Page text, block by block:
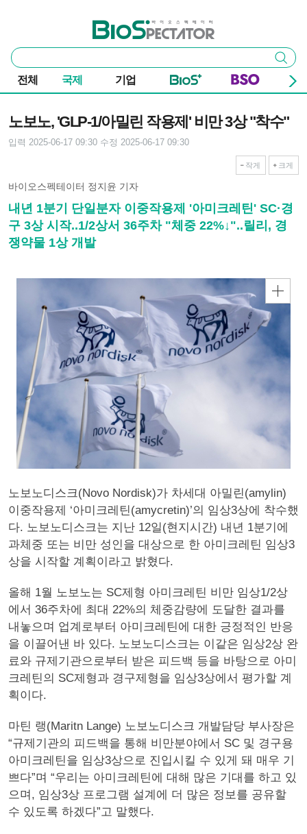
바이오스펙테이터
통
합
검
색
검색
전체 국제 기업
노보노, 'GLP-1/아밀린 작용제' 비만 3상 "착수"
입력 2025-06-17 09:30 수정 2025-06-17 09:30
작게 크게
바이오스펙테이터 정지윤 기자
내년 1분기 단일분자 이중작용제 '아미크레틴' SC·경
구 3상 시작..1/2상서 36주차 "체중 22%↓"..릴리, 경
쟁약물 1상 개발
노보노디스크(Novo Nordisk)가 차세대 아밀린(amylin)
이중작용제 ‘아미크레틴(amycretin)’의 임상3상에 착수했
다. 노보노디스크는 지난 12일(현지시간) 내년 1분기에
과체중 또는 비만 성인을 대상으로 한 아미크레틴 임상3
상을 시작할 계획이라고 밝혔다.
올해 1월 노보노는 SC제형 아미크레틴 비만 임상1/2상
에서 36주차에 최대 22%의 체중감량에 도달한 결과를
내놓으며 업계로부터 아미크레틴에 대한 긍정적인 반응
을 이끌어낸 바 있다. 노보노디스크는 이같은 임상2상 완
료와 규제기관으로부터 받은 피드백 등을 바탕으로 아미
크레틴의 SC제형과 경구제형을 임상3상에서 평가할 계
획이다.
마틴 랭(Maritn Lange) 노보노디스크 개발담당 부사장은
“규제기관의 피드백을 통해 비만분야에서 SC 및 경구용
아미크레틴을 임상3상으로 진입시킬 수 있게 돼 매우 기
쁘다”며 “우리는 아미크레틴에 대해 많은 기대를 하고 있
으며, 임상3상 프로그램 설계에 더 많은 정보를 공유할
수 있도록 하겠다”고 말했다.